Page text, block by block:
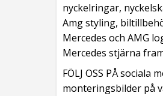
nyckelringar,
Amg styling,
Mercedes och AMG
Mercedes stjärna
FÖLJ OSS PÅ
monteringsbilder på